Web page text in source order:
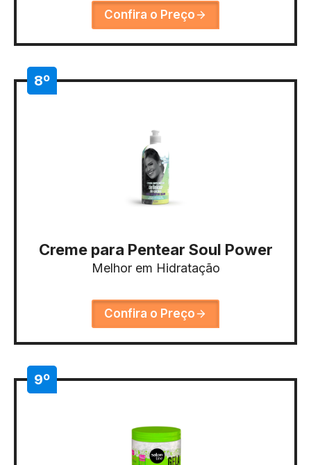
Confira o Preço
8º
Creme para Pentear Soul Power
Melhor em Hidratação
Confira o Preço
9º